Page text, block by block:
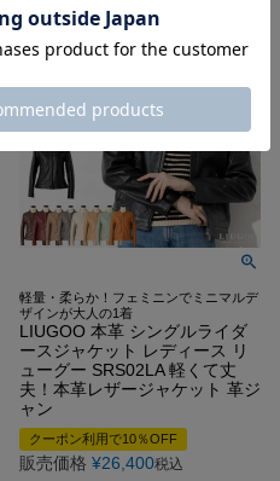
軽量・柔らか！フェミニンでミニマルデ
ザインが大人の1着
LIUGOO 本革 シングルライダ
ースジャケット レディース リ
ューグー SRS02LA 軽くて丈
夫！本革レザージャケット 革ジ
ャン
クーポン利用で10％OFF
販売価格 ¥26,400税込